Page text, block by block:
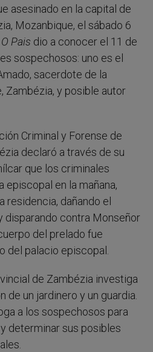
asesinado en la capital de
Mozanbique, el sábado 6
O Pais dio a conocer el 11 de
sospechosos: uno es el
sacerdote de la
Zambézia, y posible autor
Criminal y Forense de
declaró a través de su
que los criminales
episcopal en la mañana,
residencia, dañando el
disparando contra Monseñor
del prelado fue
del palacio episcopal.
de Zambézia investiga
un jardinero y un guardia.
a los sospechosos para
determinar sus posibles